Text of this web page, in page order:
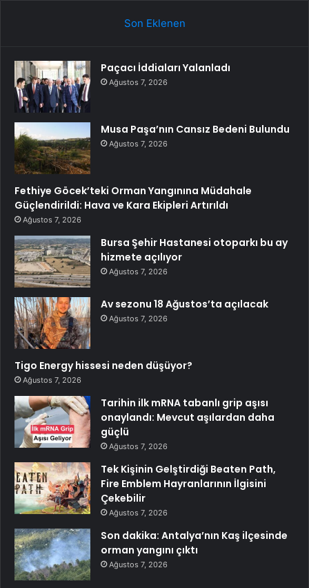
Son Eklenen
Paçacı İddiaları Yalanladı
Ağustos 7, 2026
Musa Paşa’nın Cansız Bedeni Bulundu
Ağustos 7, 2026
Fethiye Göcek’teki Orman Yangınına Müdahale
Güçlendirildi: Hava ve Kara Ekipleri Artırıldı
Ağustos 7, 2026
Bursa Şehir Hastanesi otoparkı bu ay
hizmete açılıyor
Ağustos 7, 2026
Av sezonu 18 Ağustos’ta açılacak
Ağustos 7, 2026
Tigo Energy hissesi neden düşüyor?
Ağustos 7, 2026
Tarihin ilk mRNA tabanlı grip aşısı
onaylandı: Mevcut aşılardan daha
güçlü
Ağustos 7, 2026
Tek Kişinin Gelştirdiği Beaten Path,
Fire Emblem Hayranlarının İlgisini
Çekebilir
Ağustos 7, 2026
Son dakika: Antalya’nın Kaş ilçesinde
orman yangını çıktı
Ağustos 7, 2026